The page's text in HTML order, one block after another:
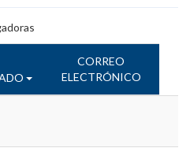
CORREO
ELECTRÓNICO